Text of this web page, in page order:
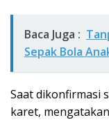
Baca Juga :
Sepak Bola
Saat dikonfirmasi
karet,